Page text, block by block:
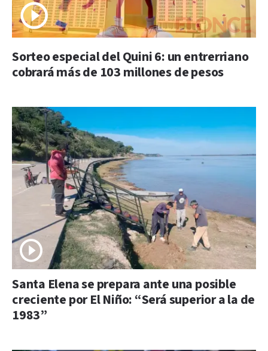
Sorteo especial del Quini 6: un entrerriano
cobrará más de 103 millones de pesos
Santa Elena se prepara ante una posible
creciente por El Niño: “Será superior a la de
1983”